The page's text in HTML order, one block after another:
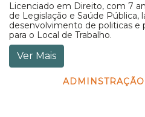
Licenciado em Direito, com 7
de Legislação e Saúde Pública,
desenvolvimento de politicas e
para o Local de Trabalho.
Ver Mais